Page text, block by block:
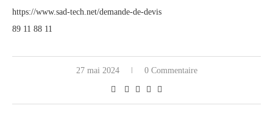
https://www.sad-tech.net/demande-de-devis
89 11 88 11
27 mai 2024 0 Commentaire